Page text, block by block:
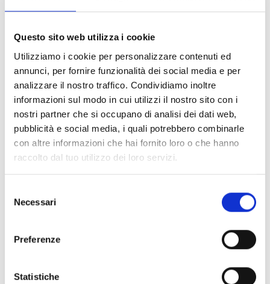
Questo sito web utilizza i cookie
Utilizziamo i cookie per personalizzare contenuti ed
annunci, per fornire funzionalità dei social media e per
analizzare il nostro traffico. Condividiamo inoltre
informazioni sul modo in cui utilizzi il nostro sito con i
nostri partner che si occupano di analisi dei dati web,
pubblicità e social media, i quali potrebbero combinarle
con altre informazioni che hai fornito loro o che hanno
raccolto dal tuo utilizzo dei loro servizi.
delNecessari
Preferenze
Statistiche
Accesorios bases EB00 - Materiales(47)
Accesorios para la prueba de detectores - Materiales
Accesorios para detectores Enea - Materiales (35)
Accesorios Senseware
Accesorios de la serie Industrial (17)
Seleccionar todo
Inicia sesión antes de descargar los contenidos con el
iconolock